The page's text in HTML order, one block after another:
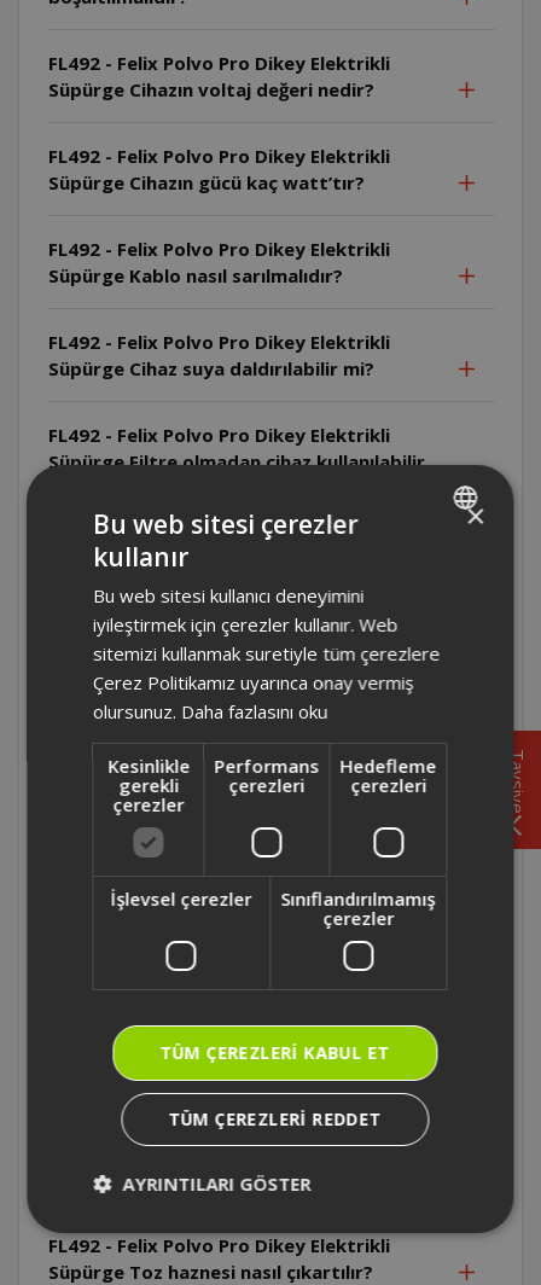
FL492 - Felix Polvo Pro Dikey Elektrikli
Süpürge Cihazın voltaj değeri nedir?
FL492 - Felix Polvo Pro Dikey Elektrikli
Süpürge Cihazın gücü kaç watt’tır?
FL492 - Felix Polvo Pro Dikey Elektrikli
Süpürge Kablo nasıl sarılmalıdır?
FL492 - Felix Polvo Pro Dikey Elektrikli
Süpürge Cihaz suya daldırılabilir mi?
FL492 - Felix Polvo Pro Dikey Elektrikli
Süpürge Filtre olmadan cihaz kullanılabilir
FL492 - Felix Polvo Pro Dikey Elektrikli
FL492 - Felix Polvo Pro Dikey Elektrikli
Süpürge Cihazla sıvı çekilebilir mi?
FL492 - Felix Polvo Pro Dikey Elektrikli
Süpürge Cihaz çalışırken gözetimsiz
bırakılabilir mi?
FL492 - Felix Polvo Pro Dikey Elektrikli
Süpürge Cihaz ticari kullanım için uygun
Süpürge Cihaz hangi yaş grubundaki
çocuklar tarafından kullanılabilir?
FL492 - Felix Polvo Pro Dikey Elektrikli
Süpürge Toz haznesi yıkandıktan sonra ne
yapılmalıdır?
FL492 - Felix Polvo Pro Dikey Elektrikli
Süpürge Toz haznesi nasıl çıkartılır?
Tavsiye
×
Bu web sitesi çerezler
kullanır
Bu web sitesi kullanıcı deneyimini
iyileştirmek için çerezler kullanır. Web
sitemizi kullanmak suretiyle tüm çerezlere
Çerez Politikamız uyarınca onay vermiş
olursunuz. Daha fazlasını oku
Kesinlikle
gerekli
çerezler
Performans
çerezleri
Hedefleme
çerezleri
İşlevsel çerezler
Sınıflandırılmamış
çerezler
TÜM ÇEREZLERI KABUL ET
TÜM ÇEREZLERI REDDET
AYRINTILARI GÖSTER